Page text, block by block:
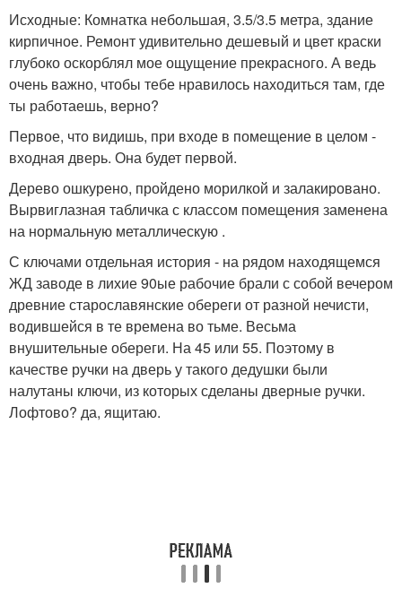
Исходные: Комнатка небольшая, 3.5/3.5 метра, здание
кирпичное. Ремонт удивительно дешевый и цвет краски
глубоко оскорблял мое ощущение прекрасного. А ведь
очень важно, чтобы тебе нравилось находиться там, где
ты работаешь, верно?
Первое, что видишь, при входе в помещение в целом -
входная дверь. Она будет первой.
Дерево ошкурено, пройдено морилкой и залакировано.
Вырвиглазная табличка с классом помещения заменена
на нормальную металлическую .
С ключами отдельная история - на рядом находящемся
ЖД заводе в лихие 90ые рабочие брали с собой вечером
древние старославянские обереги от разной нечисти,
водившейся в те времена во тьме. Весьма
внушительные обереги. На 45 или 55. Поэтому в
качестве ручки на дверь у такого дедушки были
налутаны ключи, из которых сделаны дверные ручки.
Лофтово? да, ящитаю.